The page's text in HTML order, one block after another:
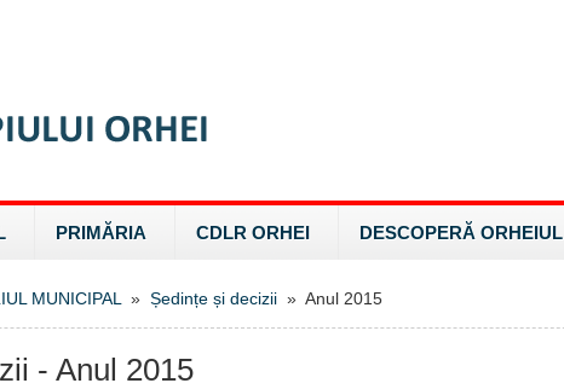
PRIMĂRIA CDLR ORHEI DESCOPERĂ ORHEIUL
MUNICIPAL » Ședințe și decizii » Anul 2015
- Anul 2015